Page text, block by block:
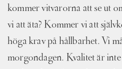
kommer vitvarorna att se ut
vi att äta? Kommer vi att
höga krav på hållbarhet. Vi
morgondagen. Kvalitet är